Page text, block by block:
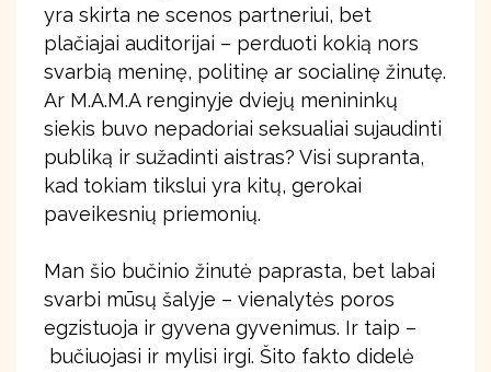
yra skirta ne scenos partneriui, bet
plačiajai auditorijai – perduoti kokią nors
svarbią meninę, politinę ar socialinę žinutę.
Ar M.A.M.A renginyje dviejų menininkų
siekis buvo nepadoriai seksualiai sujaudinti
publiką ir sužadinti aistras? Visi supranta,
kad tokiam tikslui yra kitų, gerokai
paveikesnių priemonių.
Man šio bučinio žinutė paprasta, bet labai
svarbi mūsų šalyje – vienalytės poros
egzistuoja ir gyvena gyvenimus. Ir taip –
bučiuojasi ir mylisi irgi. Šito fakto didelė